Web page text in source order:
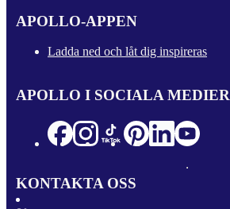
APOLLO-APPEN
Ladda ned och låt dig inspireras
APOLLO I SOCIALA MEDIER
KONTAKTA OSS